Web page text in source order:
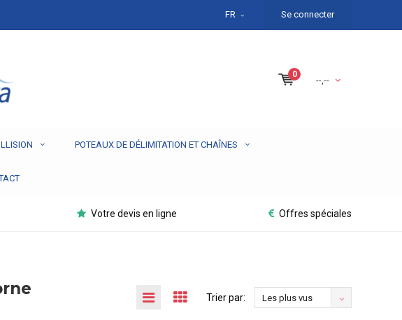
FR Se connecter
0
--,--
POTEAUX DE DÉLIMITATION ET CHAÎNES
Votre devis en ligne Offres spéciales
Trier par: Les plus vus